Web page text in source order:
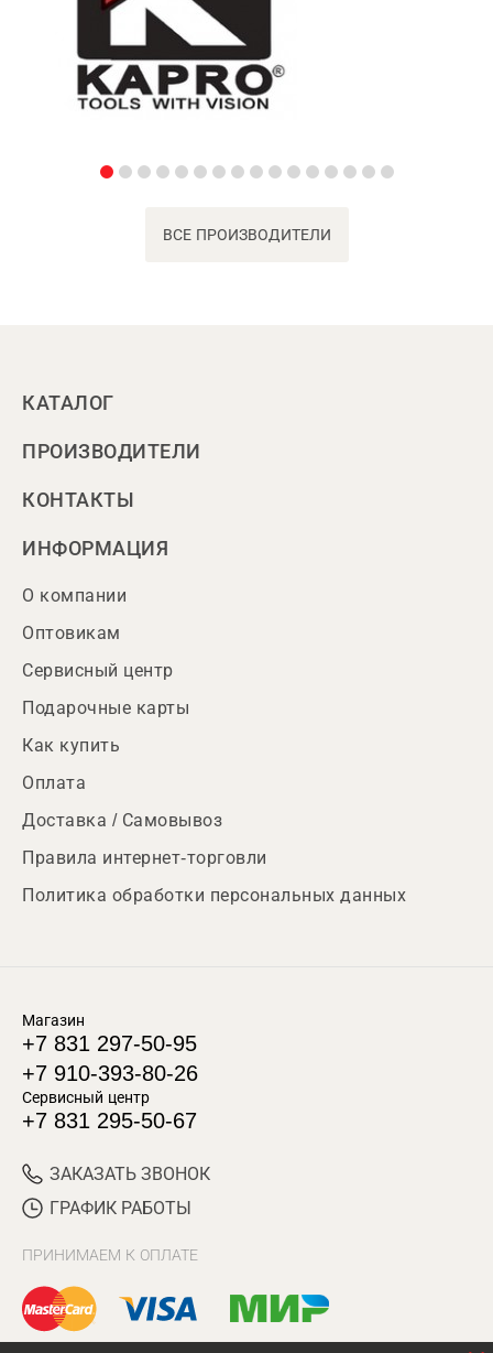
ВСЕ ПРОИЗВОДИТЕЛИ
КАТАЛОГ
ПРОИЗВОДИТЕЛИ
КОНТАКТЫ
ИНФОРМАЦИЯ
О компании
Оптовикам
Сервисный центр
Подарочные карты
Как купить
Оплата
Доставка / Самовывоз
Правила интернет-торговли
Политика обработки персональных данных
Магазин
+7 831 297-50-95
+7 910-393-80-26
Сервисный центр
+7 831 295-50-67
ЗАКАЗАТЬ ЗВОНОК
ГРАФИК РАБОТЫ
ПРИНИМАЕМ К ОПЛАТЕ